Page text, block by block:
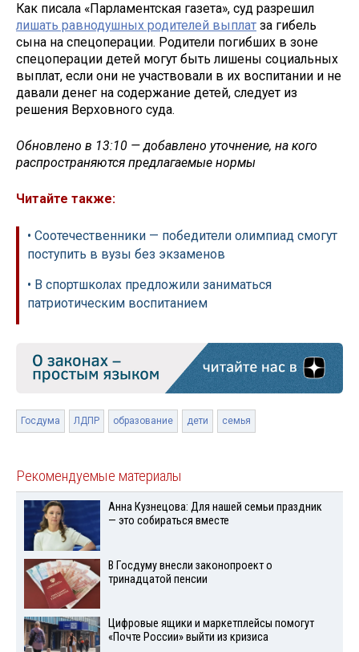
Как писала «Парламентская газета», суд разрешил
лишать равнодушных родителей выплат за гибель
сына на спецоперации. Родители погибших в зоне
спецоперации детей могут быть лишены социальных
выплат, если они не участвовали в их воспитании и не
давали денег на содержание детей, следует из
решения Верховного суда.
Обновлено в 13:10 — добавлено уточнение, на кого
распространяются предлагаемые нормы
Читайте также:
• Соотечественники — победители олимпиад смогут
поступить в вузы без экзаменов
• В спортшколах предложили заниматься
патриотическим воспитанием
Госдума ЛДПР образование дети семья
Рекомендуемые материалы
Анна Кузнецова: Для нашей семьи праздник
— это собираться вместе
В Госдуму внесли законопроект о
тринадцатой пенсии
Цифровые ящики и маркетплейсы помогут
«Почте России» выйти из кризиса